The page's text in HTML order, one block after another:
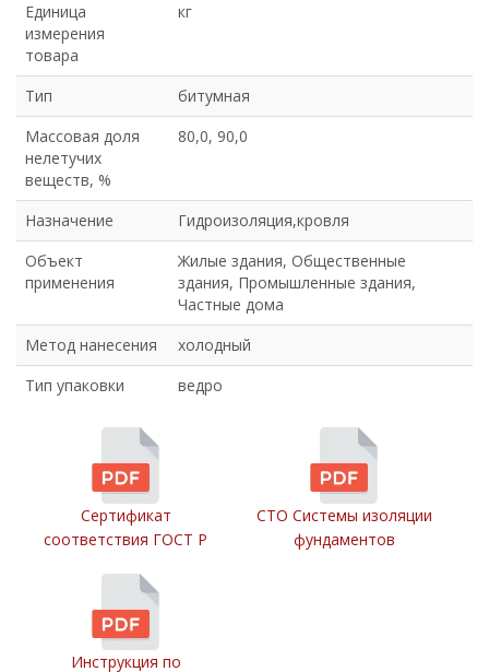
Единица
измерения
товара
кг
Тип
битумная
Массовая доля
нелетучих
веществ, %
80,0, 90,0
Назначение
Гидроизоляция,кровля
Объект
применения
Жилые здания, Общественные
здания, Промышленные здания,
Частные дома
Метод нанесения
холодный
Тип упаковки
ведро
Сертификат
соответствия ГОСТ Р
СТО Системы изоляции
фундаментов
Инструкция по